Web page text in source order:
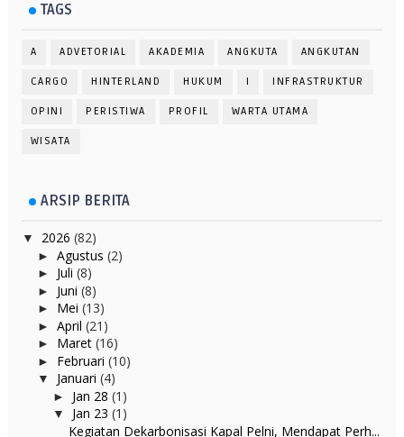
TAGS
A ADVETORIAL AKADEMIA ANGKUTA ANGKUTAN
CARGO HINTERLAND HUKUM I INFRASTRUKTUR
OPINI PERISTIWA PROFIL WARTA UTAMA
WISATA
ARSIP BERITA
▼ 2026 (82)
► Agustus (2)
► Juli (8)
► Juni (8)
► Mei (13)
► April (21)
► Maret (16)
► Februari (10)
▼ Januari (4)
► Jan 28 (1)
▼ Jan 23 (1)
Kegiatan Dekarbonisasi Kapal Pelni, Mendapat Perh...